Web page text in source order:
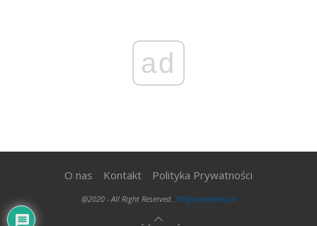
ad
O nas Kontakt Polityka Prywatności
@2020 - All Right Reserved. 300gospodarka.pl